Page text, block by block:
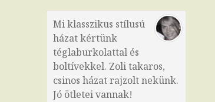
Mi klasszikus stílusú
házat kértünk
téglaburkolattal és
boltívekkel. Zoli takaros,
csinos házat rajzolt nekünk.
Jó ötletei vannak!